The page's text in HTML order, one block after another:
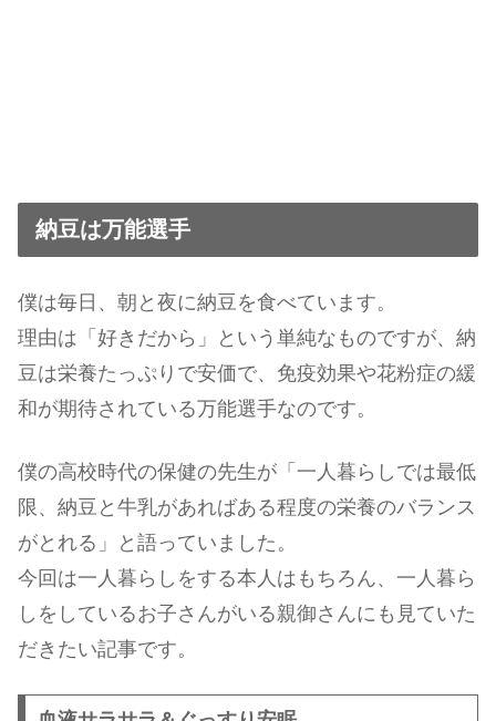
納豆は万能選手
僕は毎日、朝と夜に納豆を食べています。
理由は「好きだから」という単純なものですが、納
豆は栄養たっぷりで安価で、免疫効果や花粉症の緩
和が期待されている万能選手なのです。
僕の高校時代の保健の先生が「一人暮らしでは最低
限、納豆と牛乳があればある程度の栄養のバランス
がとれる」と語っていました。
今回は一人暮らしをする本人はもちろん、一人暮ら
しをしているお子さんがいる親御さんにも見ていた
だきたい記事です。